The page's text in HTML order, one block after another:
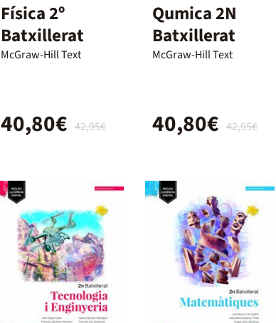
Física 2º
Batxillerat
McGraw-Hill Text
42,95€
40,80€
Qumica 2N
Batxillerat
McGraw-Hill Text
42,95€
40,80€